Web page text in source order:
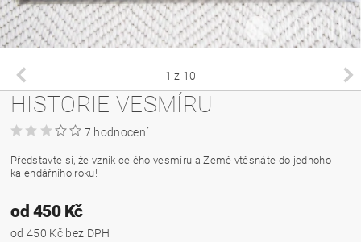
1 z 10
HISTORIE VESMÍRU
7 hodnocení
Představte si, že vznik celého vesmíru a Země vtěsnáte do jednoho
kalendářního roku!
od 450 Kč
od 450 Kč bez DPH